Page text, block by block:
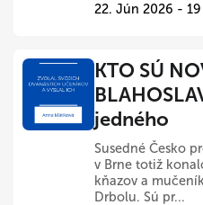
22. Jún 2026 -
KTO SÚ
jedného
Susedné Česko
v Brne totiž
kňazov a
Drbolu. Sú pr...